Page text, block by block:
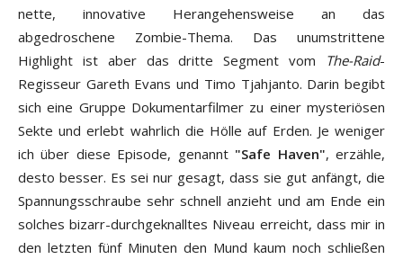
nette, innovative Herangehensweise an das
abgedroschene Zombie-Thema. Das unumstrittene
Highlight ist aber das dritte Segment vom The-Raid-
Regisseur Gareth Evans und Timo Tjahjanto. Darin begibt
sich eine Gruppe Dokumentarfilmer zu einer mysteriösen
Sekte und erlebt wahrlich die Hölle auf Erden. Je weniger
ich über diese Episode, genannt "Safe Haven", erzähle,
desto besser. Es sei nur gesagt, dass sie gut anfängt, die
Spannungsschraube sehr schnell anzieht und am Ende ein
solches bizarr-durchgeknalltes Niveau erreicht, dass mir in
den letzten fünf Minuten den Mund kaum noch schließen